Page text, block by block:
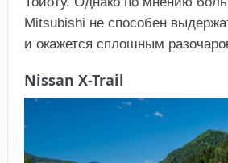
Mitsubishi не способен
и окажется сплошным
Nissan X-Trail